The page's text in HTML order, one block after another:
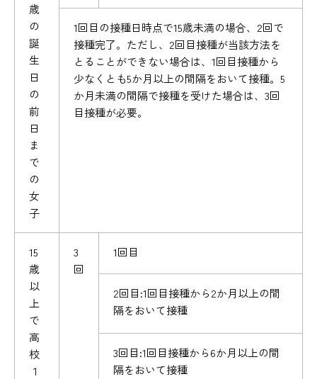
歳
の
誕
生
日
の
前
日
ま
で
の
女
子
1回目の接種日時点で15歳未満の場合、2回で
接種完了。ただし、2回目接種が当該方法を
とることができない場合は、1回目接種から
少なくとも5か月以上の間隔をおいて接種。5
か月未満の間隔で接種を受けた場合は、3回
目接種が必要。
15
歳
以
上
で
高
校
１
3
回
1回目
2回目:1回目接種から2か月以上の間
隔をおいて接種
3回目:1回目接種から6か月以上の間
隔をおいて接種